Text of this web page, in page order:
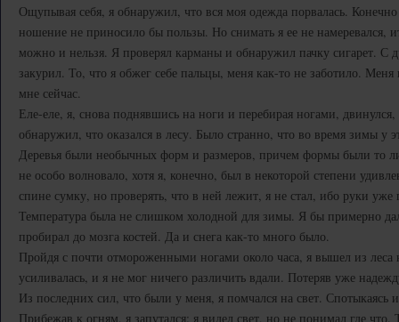
Ощупывая себя, я обнаружил, что вся моя одежда порвалась.
ношение не приносило бы пользы. Но снимать я ее не намеревался,
можно и нельзя. Я проверял карманы и обнаружил пачку сигарет.
закурил. То, что я обжег себе пальцы, меня как-то не заботило. Меня
мне сейчас.
Еле-еле, я, снова поднявшись на ноги и перебирая ногами, двинулся,
обнаружил, что оказался в лесу. Было странно, что во время зимы у
Деревья были необычных форм и размеров, причем формы были то
не особо волновало, хотя я, конечно, был в некоторой степени
спине сумку, но проверять, что в ней лежит, я не стал, ибо руки уже
Температура была не слишком холодной для зимы. Я бы примерно
пробирал до мозга костей. Да и снега как-то много было.
Пройдя с почти отмороженными ногами около часа, я вышел из леса
усиливалась, и я не мог ничего различить вдали. Потеряв уже
Из последних сил, что были у меня, я помчался на свет. Спотыкаясь
Прибежав к огням, я запутался: я видел свет, но не понимал где